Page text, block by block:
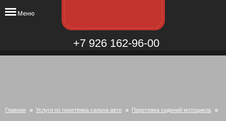
+7 926 162-96-00
Меню
Главная Услуги по перетяжка салона авто Перетяжка сидений мотоцикла